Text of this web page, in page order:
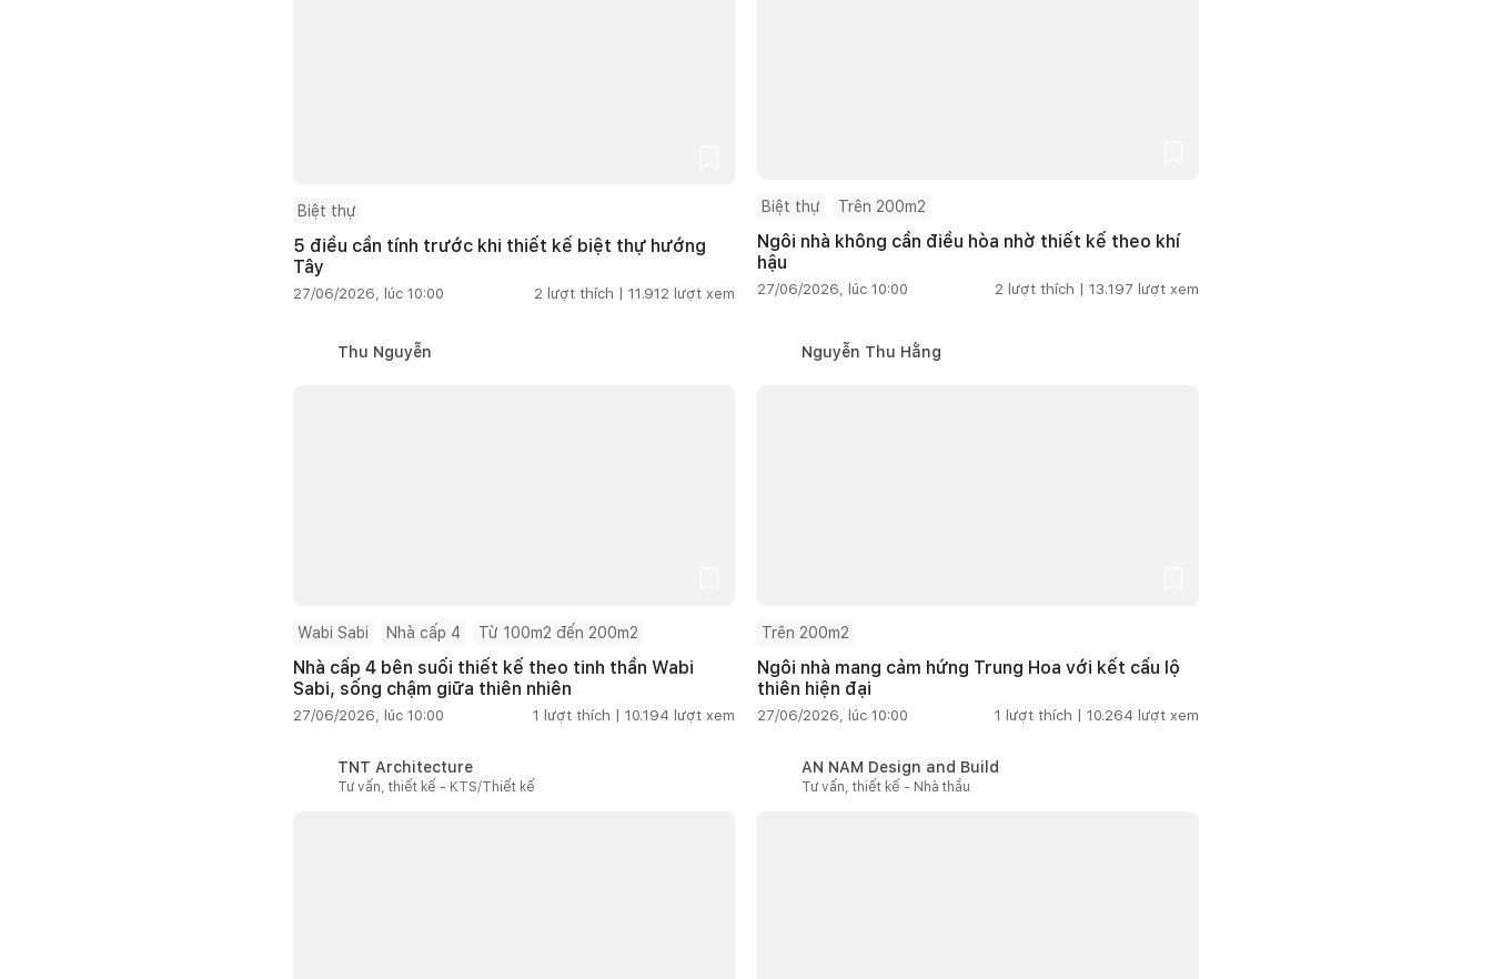
Biệt thự
5 điều cần tính trước khi thiết kế biệt thự hướng
Tây
27/06/2026, lúc 10:00 2 lượt thích | 11.912 lượt xem
Biệt thự Trên 200m2
Ngôi nhà không cần điều hòa nhờ thiết kế theo khí
hậu
27/06/2026, lúc 10:00 2 lượt thích | 13.197 lượt xem
Thu Nguyễn
Wabi Sabi Nhà cấp 4 Từ 100m2 đến 200m2
Nhà cấp 4 bên suối thiết kế theo tinh thần Wabi
Sabi, sống chậm giữa thiên nhiên
27/06/2026, lúc 10:00 1 lượt thích | 10.194 lượt xem
Nguyễn Thu Hằng
Trên 200m2
Ngôi nhà mang cảm hứng Trung Hoa với kết cấu lộ
thiên hiện đại
27/06/2026, lúc 10:00 1 lượt thích | 10.264 lượt xem
TNT Architecture
Tư vấn, thiết kế - KTS/Thiết kế
AN NAM Design and Build
Tư vấn, thiết kế - Nhà thầu